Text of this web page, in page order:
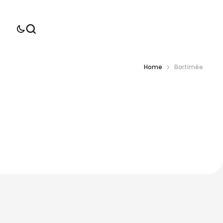
Home Bartimée